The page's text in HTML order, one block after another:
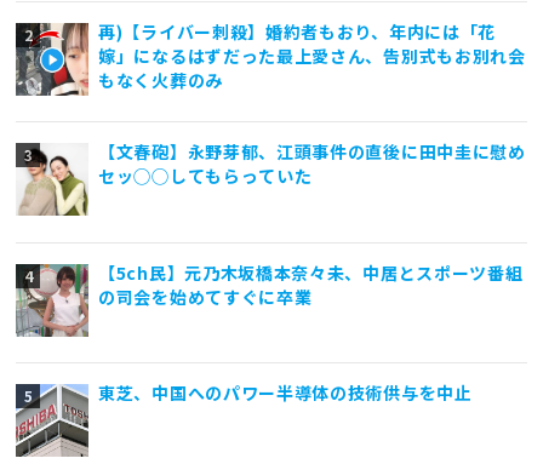
再)【ライバー刺殺】婚約者もおり、年内には「花
嫁」になるはずだった最上愛さん、告別式もお別れ会
もなく火葬のみ
【文春砲】永野芽郁、江頭事件の直後に田中圭に慰め
セッ◯◯してもらっていた
【5ch民】元乃木坂橋本奈々未、中居とスポーツ番組
の司会を始めてすぐに卒業
東芝、中国へのパワー半導体の技術供与を中止